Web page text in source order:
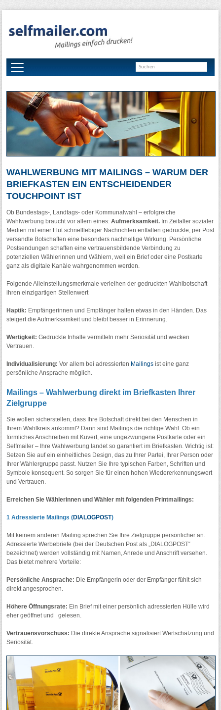
WAHLWERBUNG MIT MAILINGS – WARUM DER
BRIEFKASTEN EIN ENTSCHEIDENDER
TOUCHPOINT IST
Ob Bundestags-, Landtags- oder Kommunalwahl – erfolgreiche
Wahlwerbung braucht vor allem eines:Aufmerksamkeit. Im Zeitalter sozialer
Medien mit einer Flut schnelllebiger Nachrichten entfalten gedruckte, per Post
versandte Botschaften eine besonders nachhaltige Wirkung. Persönliche
Postsendungen schaffen eine vertrauensbildende Verbindung zu
potenziellen Wählerinnen und Wählern, weil ein Brief oder eine Postkarte
ganz als digitale Kanäle wahrgenommen werden.
Folgende Alleinstellungsmerkmale verleihen der gedruckten Wahlbotschaft
ihren einzigartigen Stellenwert
Haptik: Empfängerinnen und Empfänger halten etwas in den Händen. Das
steigert die Aufmerksamkeit und bleibt besser in Erinnerung.
Wertigkeit: Gedruckte Inhalte vermitteln mehr Seriosität und wecken
Vertrauen.
Individualisierung: Vor allem bei adressierten Mailings ist eine ganz
persönliche Ansprache möglich.
Mailings – Wahlwerbung direkt im Briefkasten Ihrer
Zielgruppe
Sie wollen sicherstellen, dass Ihre Botschaft direkt bei den Menschen in
Ihrem Wahlkreis ankommt? Dann sind Mailings die richtige Wahl. Ob ein
förmliches Anschreiben mit Kuvert, eine ungezwungene Postkarte oder ein
Selfmailer – Ihre Wahlwerbung landet so garantiert im Briefkasten. Wichtig ist:
Setzen Sie auf ein einheitliches Design, das zu Ihrer Partei, Ihrer Person oder
Ihrer Wählergruppe passt. Nutzen Sie Ihre typischen Farben, Schriften und
Symbole konsequent. So sorgen Sie für einen hohen Wiedererkennungswert
und Vertrauen.
Erreichen Sie Wählerinnen und Wähler mit folgenden Printmailings:
1 Adressierte Mailings (DIALOGPOST)
Mit keinem anderen Mailing sprechen Sie Ihre Zielgruppe persönlicher an.
Adressierte Werbebriefe (bei der Deutschen Post als „DIALOGPOST“
bezeichnet) werden vollständig mit Namen, Anrede und Anschrift versehen.
Das bietet mehrere Vorteile:
Persönliche Ansprache: Die Empfängerin oder der Empfänger fühlt sich
direkt angesprochen.
Höhere Öffnungsrate: Ein Brief mit einer persönlich adressierten Hülle wird
eher geöffnet und gelesen.
Vertrauensvorschuss: Die direkte Ansprache signalisiert Wertschätzung und
Seriosität.